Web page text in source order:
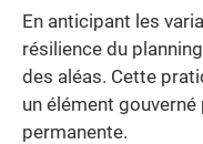
En anticipant les
résilience du
des aléas. Cette
un élément gouverné
permanente.